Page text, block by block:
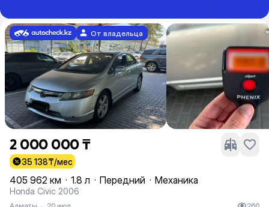
От владельца
2 000 000 ₸
35 138₸/мес
405 962 км · 1.8 л · Передний · Механика
Honda Civic 2006